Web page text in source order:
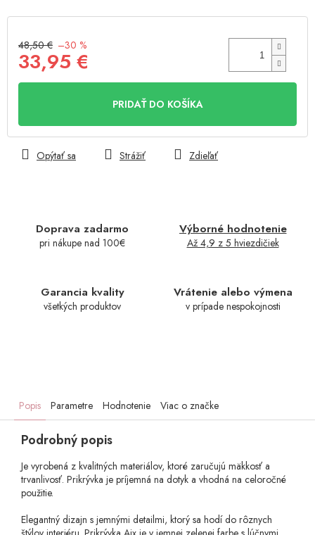
48,50 € –30 %
33,95 €
Jednotková
PRIDAŤ DO KOŠÍKA
Doprava zadarmo
pri nákupe nad 100€
Výborné hodnotenie
Až 4,9 z 5 hviezdičiek
Garancia kvality
všetkých produktov
Vrátenie alebo výmena
v prípade nespokojnosti
Opýtať sa Strážiť Zdieľať
Popis Parametre Hodnotenie Viac o značke
Podrobný popis
Je vyrobená z kvalitných materiálov, ktoré zaručujú mäkkosť a
trvanlivosť. Prikrývka je príjemná na dotyk a vhodná na celoročné
použitie.
Elegantný dizajn s jemnými detailmi, ktorý sa hodí do rôznych